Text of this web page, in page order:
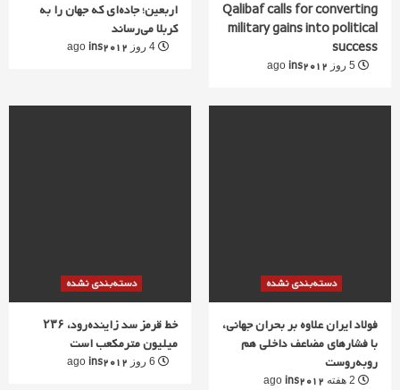
اربعین؛ جاده‌ای که جهان را به
کربلا می‌رساند
ins2012
Qalibaf calls for converting
military gains into political
success
ins2012
دسته‌بندی نشده
خط قرمز سد زاینده‌رود، ۲۳۶
میلیون مترمکعب است
ins2012
دسته‌بندی نشده
فولاد ایران علاوه بر بحران جهانی،
با فشارهای مضاعف داخلی هم
روبه‌روست
ins2012